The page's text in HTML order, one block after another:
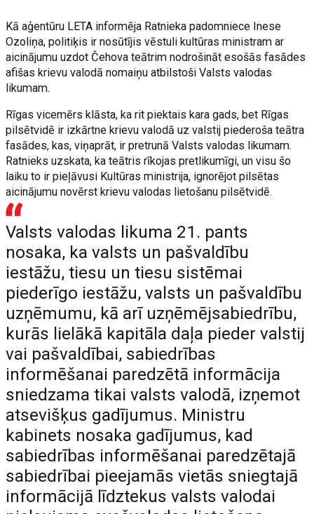
Kā aģentūru LETA informēja Ratnieka padomniece Inese
Ozoliņa, politiķis ir nosūtījis vēstuli kultūras ministram ar
aicinājumu uzdot Čehova teātrim nodrošināt esošās fasādes
afišas krievu valodā nomaiņu atbilstoši Valsts valodas
likumam.
Rīgas vicemērs klāsta, ka rit piektais kara gads, bet Rīgas
pilsētvidē ir izkārtne krievu valodā uz valstij piederoša teātra
fasādes, kas, viņaprāt, ir pretrunā Valsts valodas likumam.
Ratnieks uzskata, ka teātris rīkojas pretlikumīgi, un visu šo
laiku to ir pieļāvusi Kultūras ministrija, ignorējot pilsētas
aicinājumu novērst krievu valodas lietošanu pilsētvidē.
Valsts valodas likuma 21. pants
nosaka, ka valsts un pašvaldību
iestāžu, tiesu un tiesu sistēmai
piederīgo iestāžu, valsts un pašvaldību
uzņēmumu, kā arī uzņēmējsabiedrību,
kurās lielākā kapitāla daļa pieder valstij
vai pašvaldībai, sabiedrības
informēšanai paredzētā informācija
sniedzama tikai valsts valodā, izņemot
atsevišķus gadījumus. Ministru
kabinets nosaka gadījumus, kad
sabiedrības informēšanai paredzētajā
sabiedrībai pieejamās vietās sniegtajā
informācijā līdztekus valsts valodai